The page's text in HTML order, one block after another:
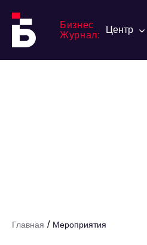
Бизнес
Журнал:
Центр
Главная / Мероприятия